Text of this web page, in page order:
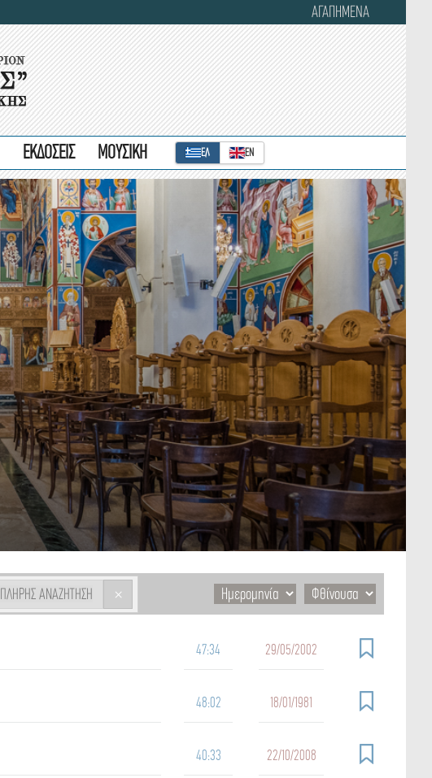
ΑΓΑΠΗΜΕΝΑ
ΕΚΔΟΣΕΙΣ ΜΟΥΣΙΚΗ ΕΛ ΕΝ
ΠΛΉΡΗΣ ΑΝΑΖΉΤΗΣΗ ×
47:34 29/05/2002
48:02 18/01/1981
40:33 22/10/2008